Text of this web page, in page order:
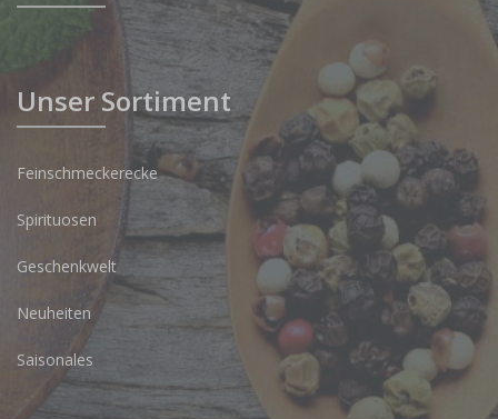
Unser Sortiment
Feinschmeckerecke
Spirituosen
Geschenkwelt
Neuheiten
Saisonales